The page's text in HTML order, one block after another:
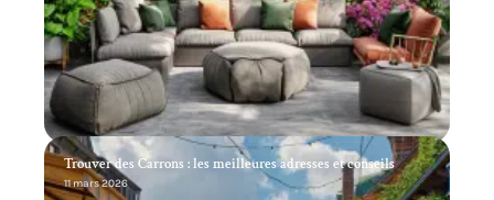
Trouver des Carrons : les meilleures adresses et conseils
11 mars 2026